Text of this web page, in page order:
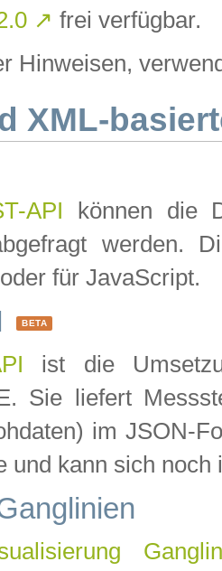
↗ frei verfügbar.
Hinweisen,
XML-
API können die
werden.
für JavaScript.
BETA
ist die
Sie liefert
im JSON-
und kann sich noch